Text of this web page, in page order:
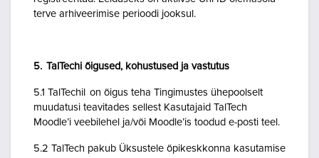
terve arhiveerimise perioodi jooksul.
5. TalTechi õigused, kohustused ja vastutus
5.1 TalTechil on õigus teha Tingimustes ühepoolselt
muudatusi teavitades sellest Kasutajaid TalTech
Moodle’i veebilehel ja/või Moodle’is toodud e-posti teel.
5.2 TalTech pakub Üksustele õpikeskkonna kasutamise